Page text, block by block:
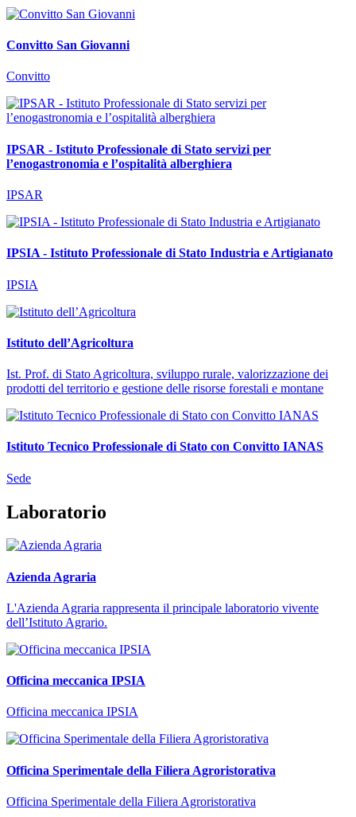
Convitto San Giovanni
Convitto
IPSAR - Istituto Professionale di Stato servizi per
l’enogastronomia e l’ospitalità alberghiera
IPSAR
IPSIA - Istituto Professionale di Stato Industria e Artigianato
IPSIA
Istituto dell’Agricoltura
Ist. Prof. di Stato Agricoltura, sviluppo rurale, valorizzazione dei
prodotti del territorio e gestione delle risorse forestali e montane
Istituto Tecnico Professionale di Stato con Convitto IANAS
Sede
Laboratorio
Azienda Agraria
L'Azienda Agraria rappresenta il principale laboratorio vivente
dell’Istituto Agrario.
Officina meccanica IPSIA
Officina meccanica IPSIA
Officina Sperimentale della Filiera Agroristorativa
Officina Sperimentale della Filiera Agroristorativa